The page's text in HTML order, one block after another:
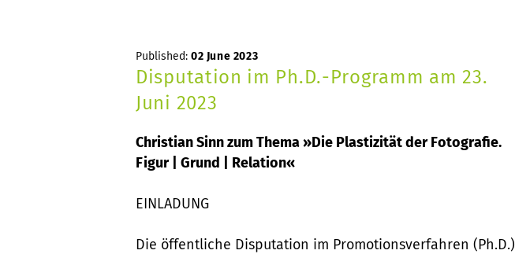
Published: 02 June 2023
Disputation im Ph.D.-Programm am 23.
Juni 2023
Christian Sinn zum Thema »Die Plastizität der Fotografie.
Figur | Grund | Relation«
EINLADUNG
Die öffentliche Disputation im Promotionsverfahren (Ph.D.)